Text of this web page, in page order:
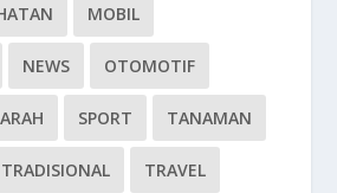
MOBIL
NEWS OTOMOTIF
SPORT TANAMAN
TRADISIONAL TRAVEL